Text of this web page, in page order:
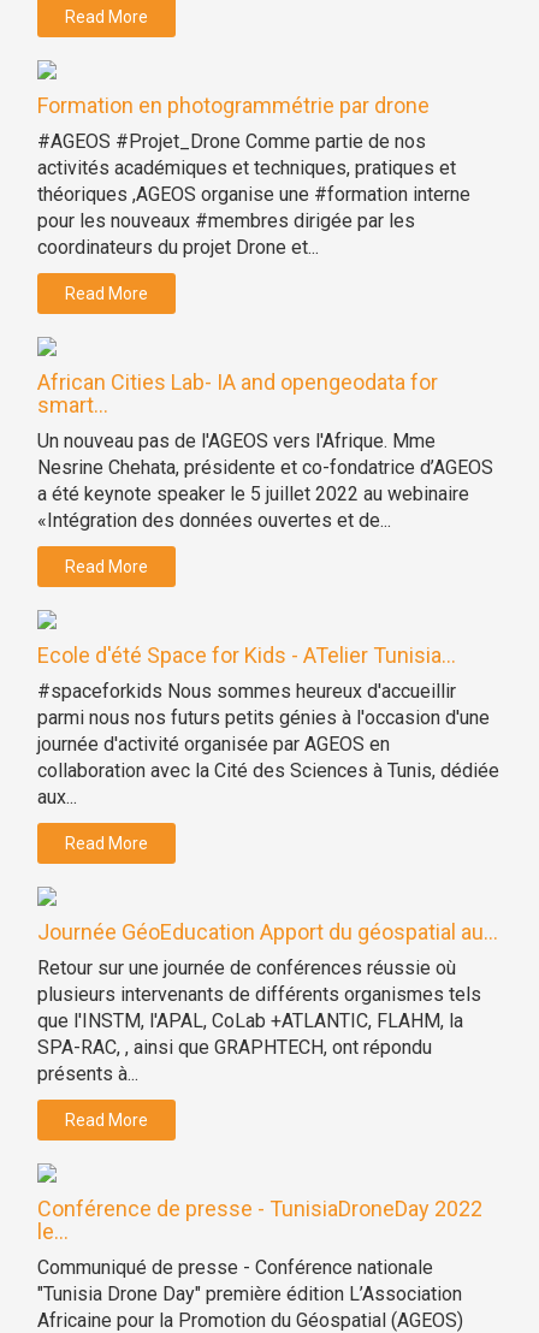
Read More
Formation en photogrammétrie par drone
#AGEOS #Projet_Drone Comme partie de nos
activités académiques et techniques, pratiques et
théoriques ,AGEOS organise une #formation interne
pour les nouveaux #membres dirigée par les
coordinateurs du projet Drone et...
Read More
African Cities Lab- IA and opengeodata for
smart...
Un nouveau pas de l'AGEOS vers l'Afrique. Mme
Nesrine Chehata, présidente et co-fondatrice d’AGEOS
a été keynote speaker le 5 juillet 2022 au webinaire
«Intégration des données ouvertes et de...
Read More
Ecole d'été Space for Kids - ATelier Tunisia...
#spaceforkids Nous sommes heureux d'accueillir
parmi nous nos futurs petits génies à l'occasion d'une
journée d'activité organisée par AGEOS en
collaboration avec la Cité des Sciences à Tunis, dédiée
aux...
Read More
Journée GéoEducation Apport du géospatial au...
Retour sur une journée de conférences réussie où
plusieurs intervenants de différents organismes tels
que l'INSTM, l'APAL, CoLab +ATLANTIC, FLAHM, la
SPA-RAC, , ainsi que GRAPHTECH, ont répondu
présents à...
Read More
Conférence de presse - TunisiaDroneDay 2022
le...
Communiqué de presse - Conférence nationale
"Tunisia Drone Day" première édition L’Association
Africaine pour la Promotion du Géospatial (AGEOS)